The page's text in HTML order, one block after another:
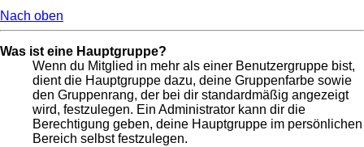
Nach oben
Was ist eine Hauptgruppe?
Wenn du Mitglied in mehr als einer Benutzergruppe bist,
dient die Hauptgruppe dazu, deine Gruppenfarbe sowie
den Gruppenrang, der bei dir standardmäßig angezeigt
wird, festzulegen. Ein Administrator kann dir die
Berechtigung geben, deine Hauptgruppe im persönlichen
Bereich selbst festzulegen.